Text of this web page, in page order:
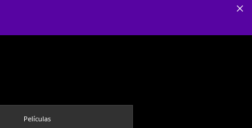
Películas